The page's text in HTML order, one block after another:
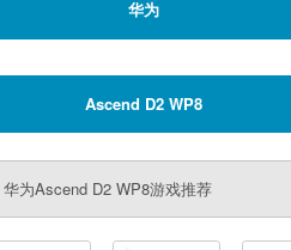
华为
Ascend D2 WP8
华为Ascend D2 WP8游戏推荐